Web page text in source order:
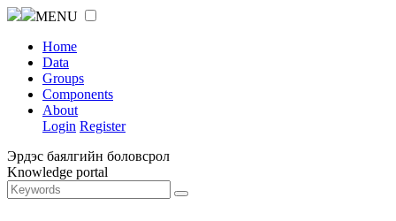
MENU
Home
Data
Groups
Components
About
Login Register
Эрдэс баялгийн боловсрол
Knowledge portal